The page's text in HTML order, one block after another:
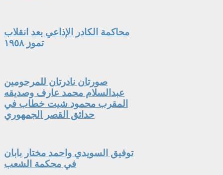
محاكمة الكادر الإذاعي بعد انقلاب
تموز ١٩٥٨
صورتان نادرتان للمرحومين
عبدالسلام محمد عارف وصديقه
المقرب محمود شيت خطاب في
حدائق القصر الجمهوري
توفيق السويدي واحمد مختار بابان
في محكمة الشعب